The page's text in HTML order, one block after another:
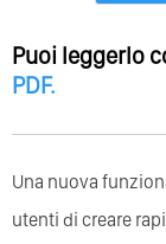
Puoi leggerlo
PDF.
Una nuova
utenti di creare